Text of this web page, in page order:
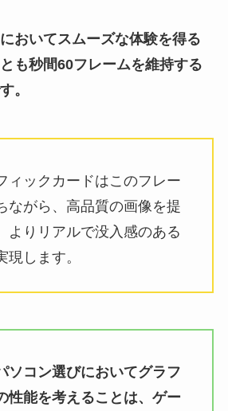
おいてスムーズな体験を得る
も秒間60フレームを維持する
。
ィックカードはこのフレー
ながら、高品質の画像を提
よりリアルで没入感のある
します。
ソコン選びにおいてグラフ
性能を考えることは、ゲー